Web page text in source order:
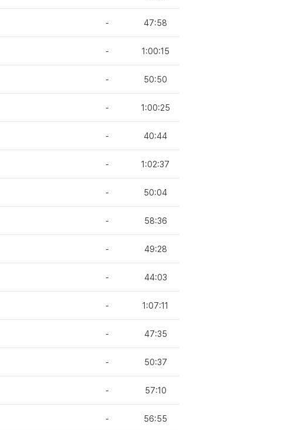
- 47:58
- 1:00:15
- 50:50
- 1:00:25
- 40:44
- 1:02:37
- 50:04
- 58:36
- 49:28
- 44:03
- 1:07:11
- 47:35
- 50:37
- 57:10
- 56:55